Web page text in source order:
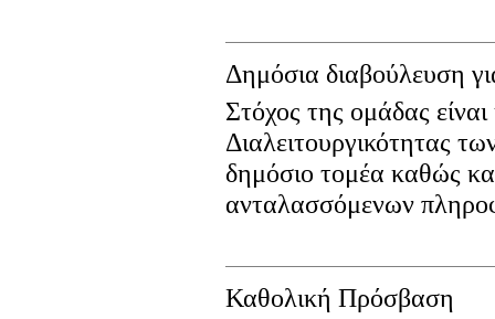
Δημόσια διαβούλευση
Στόχος της ομάδας
Διαλειτουργικότητας
δημόσιο τομέα καθώς
ανταλασσόμενων
Καθολική Πρόσβαση